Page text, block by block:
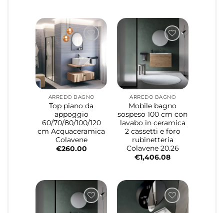
ARREDO BAGNO
Top piano da
appoggio
60/70/80/100/120
cm Acquaceramica
Colavene
€260.00
ARREDO BAGNO
Mobile bagno
sospeso 100 cm con
lavabo in ceramica
2 cassetti e foro
rubinetteria
Colavene 20.26
€1,406.08